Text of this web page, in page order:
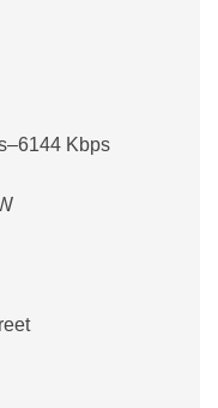
Kbps